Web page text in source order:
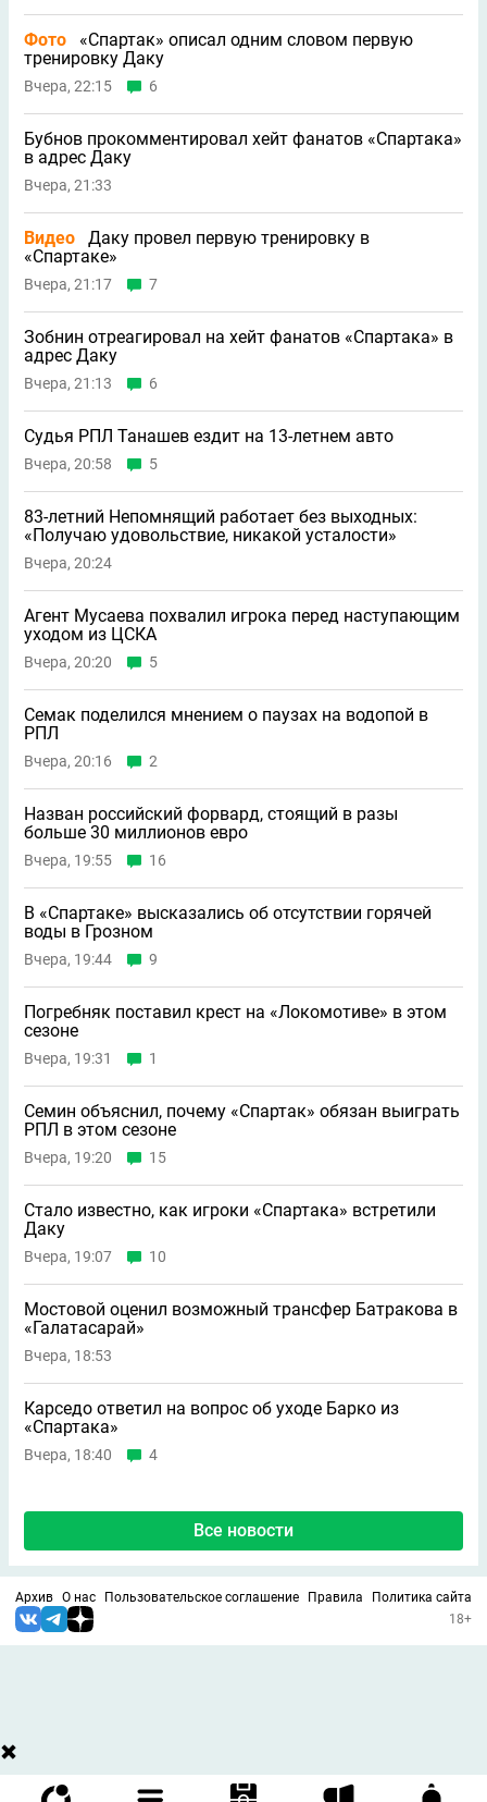
Фото
«Спартак» описал одним словом первую
тренировку Даку
Вчера, 22:15 6
Бубнов прокомментировал хейт фанатов «Спартака»
в адрес Даку
Вчера, 21:33
Видео
Даку провел первую тренировку в
«Спартаке»
Вчера, 21:17 7
Зобнин отреагировал на хейт фанатов «Спартака» в
адрес Даку
Вчера, 21:13 6
Судья РПЛ Танашев ездит на 13-летнем авто
Вчера, 20:58 5
83-летний Непомнящий работает без выходных:
«Получаю удовольствие, никакой усталости»
Вчера, 20:24
Агент Мусаева похвалил игрока перед наступающим
уходом из ЦСКА
Вчера, 20:20 5
Семак поделился мнением о паузах на водопой в
РПЛ
Вчера, 20:16 2
Назван российский форвард, стоящий в разы
больше 30 миллионов евро
Вчера, 19:55 16
В «Спартаке» высказались об отсутствии горячей
воды в Грозном
Вчера, 19:44 9
Погребняк поставил крест на «Локомотиве» в этом
сезоне
Вчера, 19:31 1
Семин объяснил, почему «Спартак» обязан выиграть
РПЛ в этом сезоне
Вчера, 19:20 15
Стало известно, как игроки «Спартака» встретили
Даку
Вчера, 19:07 10
Мостовой оценил возможный трансфер Батракова в
«Галатасарай»
Вчера, 18:53
Карседо ответил на вопрос об уходе Барко из
«Спартака»
Вчера, 18:40 4
Все новости
Архив О нас Пользовательское соглашение Правила
Политика сайта
18+